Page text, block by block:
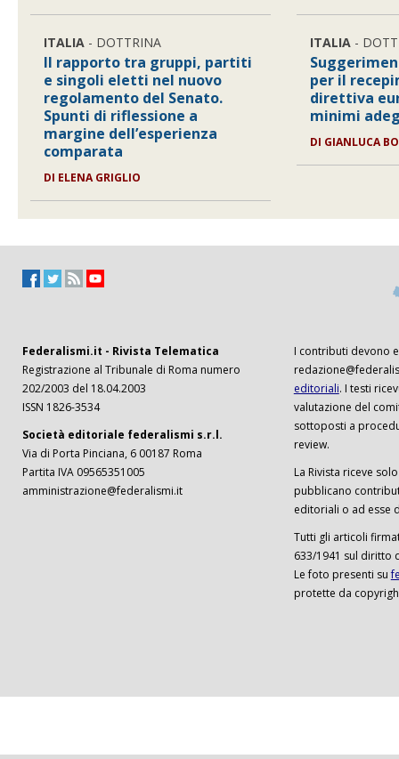
ITALIA - DOTTRINA
Il rapporto tra gruppi, partiti
e singoli eletti nel nuovo
regolamento del Senato.
Spunti di riflessione a
margine dell’esperienza
comparata
DI ELENA GRIGLIO
ITALIA -
per il
direttiva
minimi
DI GIANLUCA
Federalismi.it - Rivista Telematica
Registrazione al Tribunale di Roma numero
202/2003 del 18.04.2003
ISSN 1826-3534
Società editoriale federalismi s.r.l.
Via di Porta Pinciana, 6 00187 Roma
Partita IVA 09565351005
amministrazione@federalismi.it
I contributi devono
editoriali. I testi
valutazione del
sottoposti a
review.
La Rivista riceve
pubblicano
editoriali o ad esse
Tutti gli articoli
633/1941 sul diritto
Le foto presenti su
protette da